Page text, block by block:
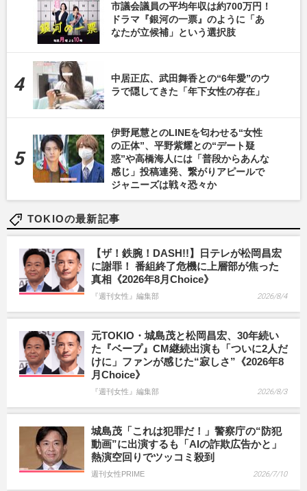
市議会議員の平均年収は約700万円！
ドラマ『銀河の一票』のように「あ
なたが立候補」という選択肢
中居正広、武田舞香との“6年愛”のウ
ラで隠してきた「年下女性の存在」
伊野尾慧とのLINEを匂わせる“女性
の正体”、平野紫耀との“デート疑
惑”や高橋海人には「普段からあんな
感じ」投稿連発、繋がりアピールで
ジャニーズは戦々恐々か
TOKIOの最新記事
【ザ！鉄腕！DASH!!】日テレが松岡昌宏
に謝罪！ 番組終了危機に上層部が焦った
真相《2026年8月Choice》
『週刊女性』編集部 2026/8/4
元TOKIO・城島茂と松岡昌宏、30年続い
た『ベープ』CM継続出演も「ついに2人だ
けに」ファンが感じた“寂しさ”《2026年8
月Choice》
『週刊女性』編集部 2026/8/3
城島茂「これは犯罪だ！」警察庁の“防犯
動画”に出演するも「AIの詐欺広告かと」
熱演空回りでツッコミ殺到
週刊女性PRIME 2026/7/10